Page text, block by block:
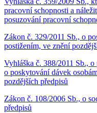
pracovní schopnosti a
posuzování pracovní
Zákon č. 329/2011 Sb., o
postižením, ve znění
Vyhláška č. 388/2011 Sb.,
o poskytování dávek
pozdějších předpisů
Zákon č. 108/2006 Sb., o
předpisů